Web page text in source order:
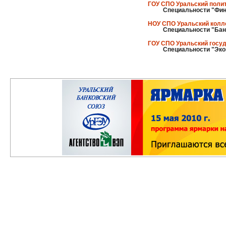
ГОУ СПО Уральский
Специальности
НОУ СПО Уральский
Специальности
ГОУ СПО Уральский
Специальности